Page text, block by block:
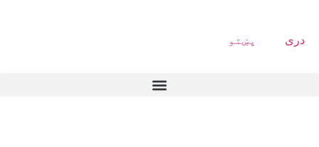
دری پښتو